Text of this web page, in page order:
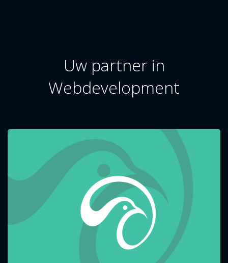
Uw partner in
Webdevelopment